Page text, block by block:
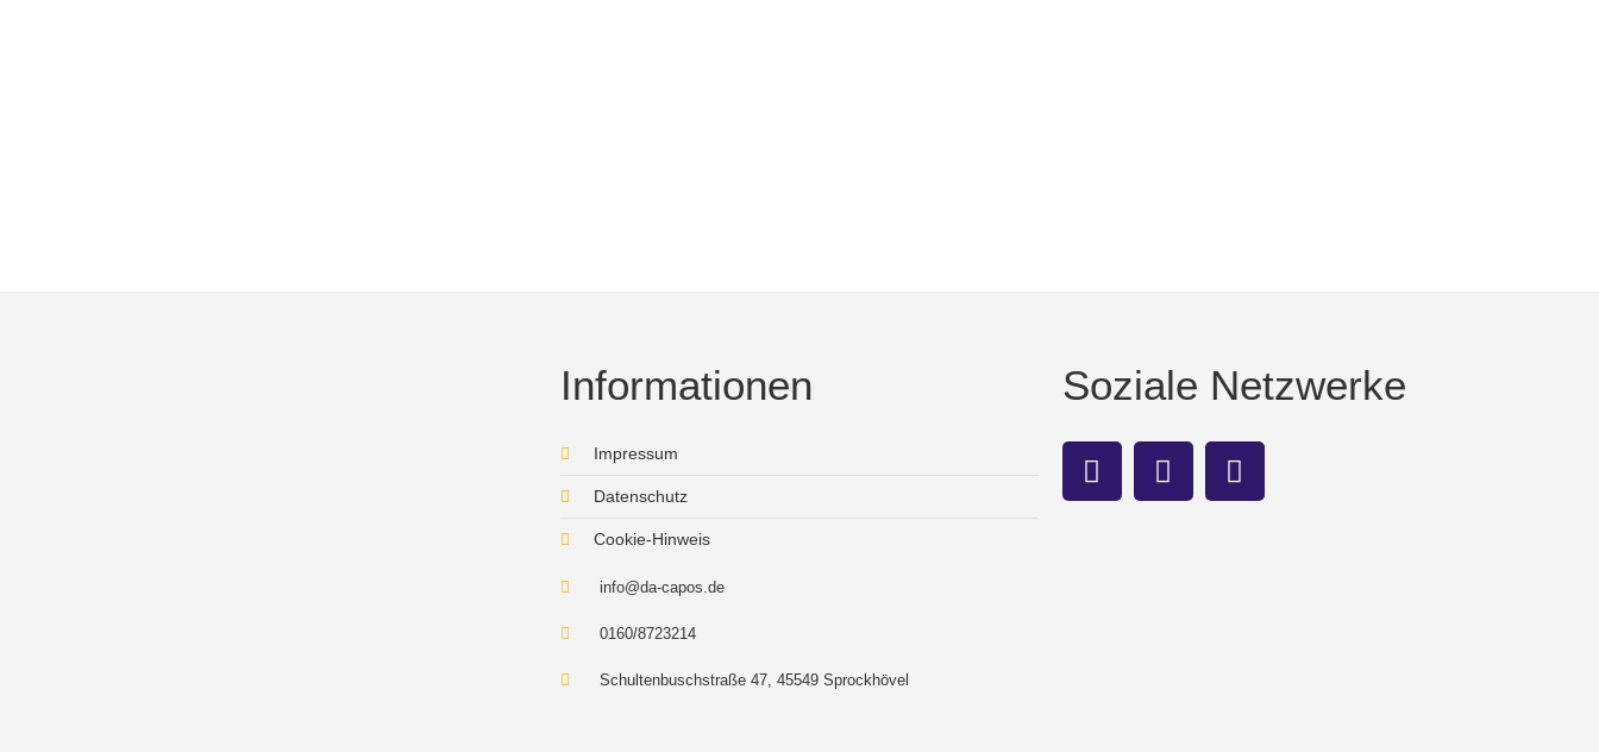
Informationen
Impressum
Datenschutz
Cookie-Hinweis
info@da-capos.de
0160/8723214
Schultenbuschstraße 47, 45549 Sprockhövel
Soziale Netzwerke